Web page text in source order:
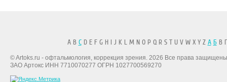
A B CD E F G H I J K L M N O P Q R S T U V W X Y Z А БВ
© Artoks.ru - офтальмология, коррекция зрения. 2026 Все права
ЗАО Артокс ИНН 7710070277 ОГРН 1027700569270